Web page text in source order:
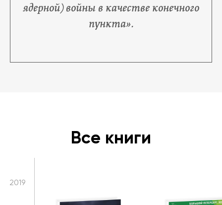
ядерной) войны в качестве конечного
пункта».
Все книги
2019